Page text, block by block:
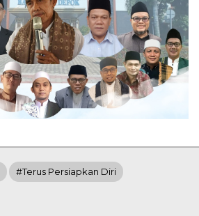
#Terus Persiapkan Diri